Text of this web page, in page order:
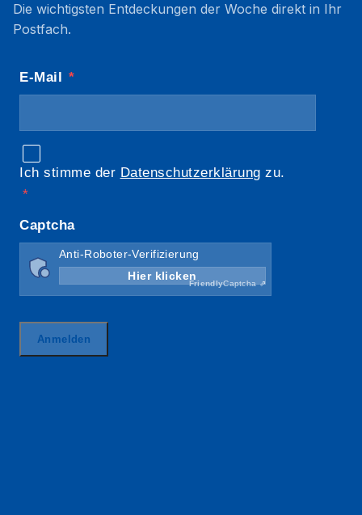
Die wichtigsten Entdeckungen der Woche direkt in Ihr
Postfach.